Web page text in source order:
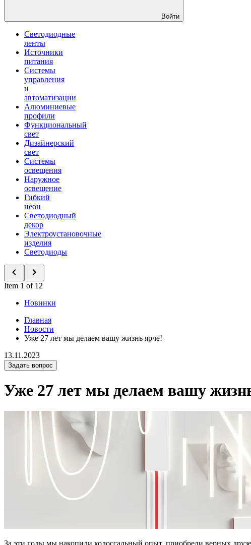
Войти
Светодиодные
ленты
Источники
питания
Системы
управления
и
автоматизации
Алюминиевые
профили
Функциональный
свет
Дизайнерский
свет
Системы
освещения
Наружное
освещение
Гибкий
неон
Светодиодный
декор
Электроустановочные
изделия
Светодиоды
Item 1 of 12
Новинки
Главная
Новости
Уже 27 лет мы делаем вашу жизнь ярче!
13.11.2023
Задать вопрос
Уже 27 лет мы делаем вашу
За эти годы мы накопили колоссальный опыт, приобрели верных